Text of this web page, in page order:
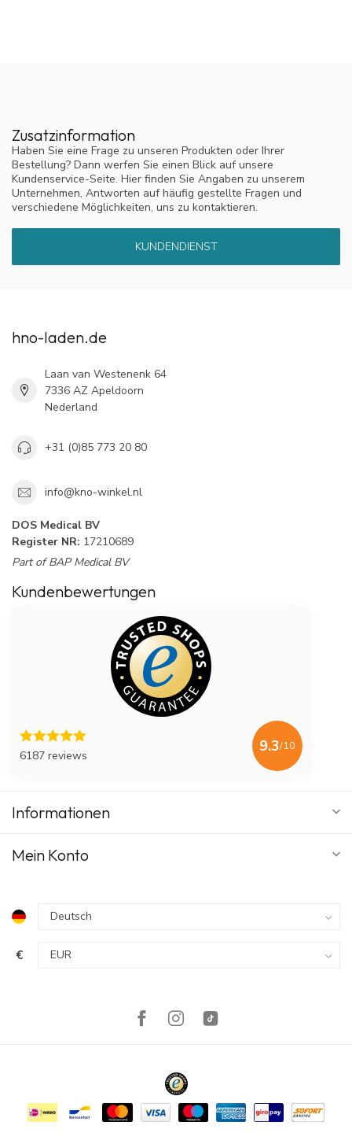
Zusatzinformation
Haben Sie eine Frage zu unseren Produkten oder Ihrer
Bestellung? Dann werfen Sie einen Blick auf unsere
Kundenservice-Seite. Hier finden Sie Angaben zu unserem
Unternehmen, Antworten auf häufig gestellte Fragen und
verschiedene Möglichkeiten, uns zu kontaktieren.
KUNDENDIENST
hno-laden.de
Laan van Westenenk 64
7336 AZ Apeldoorn
Nederland
+31 (0)85 773 20 80
info@kno-winkel.nl
DOS Medical BV
Register NR: 17210689
Part of BAP Medical BV
Kundenbewertungen
6187 reviews
9.3/10
Informationen
Mein Konto
€